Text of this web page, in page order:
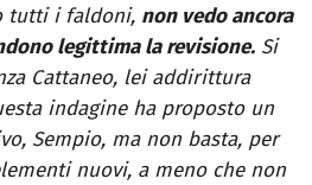
tutti i faldoni, non vedo ancora
legittima la revisione. Si
Cattaneo, lei addirittura
indagine ha proposto un
Sempio, ma non basta, per
nuovi, a meno che non